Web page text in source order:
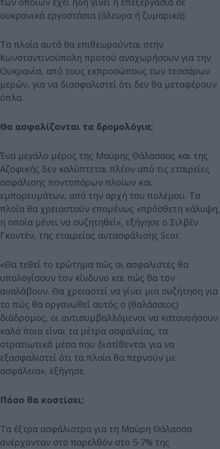
ουκρανικά εργοστάσια (άλευρα ή ζυμαρικά).
Τα πλοία αυτά θα επιθεωρούνται στην
Κωνσταντινούπολη προτού αναχωρήσουν για την
Ουκρανία, από τους εκπροσώπους των τεσσάρων
μερών, για να διασφαλιστεί ότι δεν θα μεταφέρουν
όπλα.
Θα ασφαλίζονται τα δρομολόγια;
Ένα μεγάλο μέρος της Μαύρης Θάλασσας και της
Αζοφικής δεν καλύπτεται πλέον από τις εταιρείες
ασφάλισης ποντοπόρων πλοίων και
εμπορευμάτων, από την αρχή του πολέμου. Τα
πλοία θα χρειαστούν επομένως «πρόσθετη κάλυψη,
η οποία μένει να συζητηθεί», εξήγησε ο Σιλβέν
Γκοντέν, της εταιρείας αντασφάλισης Scor.
«Θα τεθεί το ερώτημα πώς οι ασφαλιστές θα
υπολογίσουν τον κίνδυνο και πώς θα τον
αναλάβουν. Θα χρειαστεί να γίνει μια συζήτηση για
το πώς θα οργανωθεί αυτός ο (θαλάσσιος)
διάδρομος, οι αντισυμβαλλόμενοι να κατανοήσουν
καλά ποια είναι τα μέτρα ασφαλείας, τα
στρατιωτικά μέσα που διατίθενται για να
εξασφαλιστεί ότι τα πλοία θα περνούν με
ασφάλεια», εξήγησε.
Πόσο θα κοστίσει;
Τα έξτρα ασφάλιστρα για τη Μαύρη Θάλασσα
ανέρχονταν στο παρελθόν στο 5-7% της